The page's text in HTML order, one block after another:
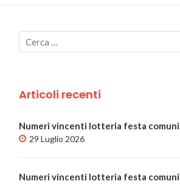
Articoli recenti
Numeri vincenti lotteria festa
29 Luglio 2026
Numeri vincenti lotteria festa